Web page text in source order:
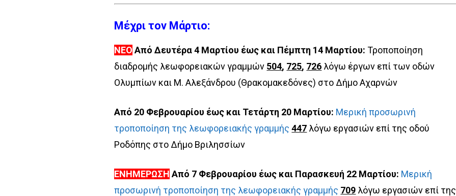
Μέχρι τον Μάρτιο:
ΝΕΟ Από Δευτέρα 4 Μαρτίου έως και Πέμπτη 14 Μαρτίου: Τροποποίηση
διαδρομής λεωφορειακών γραμμών 504, 725, 726 λόγω έργων επί των οδών
Ολυμπίων και Μ. Αλεξάνδρου (Θρακομακεδόνες) στο Δήμο Αχαρνών
Από 20 Φεβρουαρίου έως και Τετάρτη 20 Μαρτίου: Μερική προσωρινή
τροποποίηση της λεωφορειακής γραμμής 447 λόγω εργασιών επί της οδού
Ροδόπης στο Δήμο Βριλησσίων
ΕΝΗΜΕΡΩΣΗ Από 7 Φεβρουαρίου έως και Παρασκευή 22 Μαρτίου: Μερική
προσωρινή τροποποίηση της λεωφορειακής γραμμής 709 λόγω εργασιών επί της